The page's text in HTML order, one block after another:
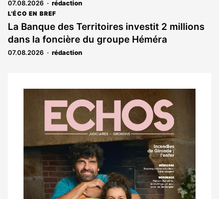
07.08.2026 rédaction
L'ÉCO EN BREF
La Banque des Territoires investit 2 millions
dans la foncière du groupe Héméra
07.08.2026 rédaction
Notre
dernier
magazine